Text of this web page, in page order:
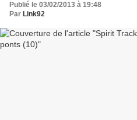
Publié le 03/02/2013 à 19:48
Par Link92